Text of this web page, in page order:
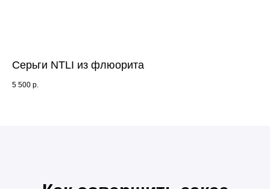
Серьги NTLI из флюорита
5 500 р.